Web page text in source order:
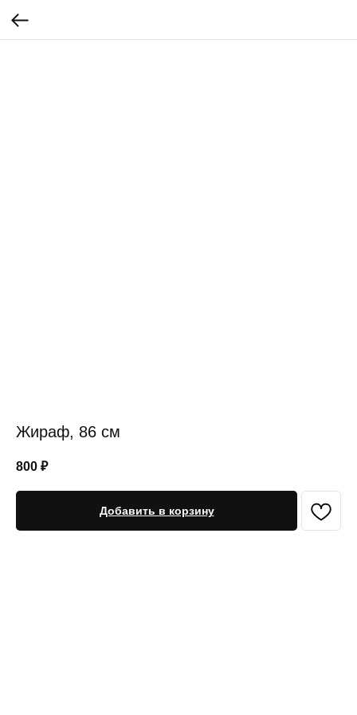
Жираф, 86 см
800 ₽
Добавить в корзину